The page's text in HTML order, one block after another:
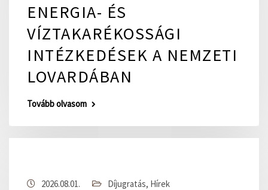
ENERGIA- ÉS
VÍZTAKARÉKOSSÁGI
INTÉZKEDÉSEK A NEMZETI
LOVARDÁBAN
Tovább olvasom
2026.08.01. Díjugratás, Hírek